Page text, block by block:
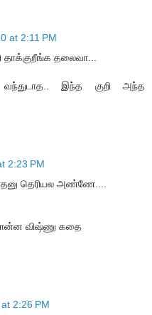
at 2:11 PM
தாக்குறீங்க தலைவா...
இந்த குறி அந்த
2:23 PM
தெரியல அண்ணே....
விஷ்ணு கதை
2:26 PM